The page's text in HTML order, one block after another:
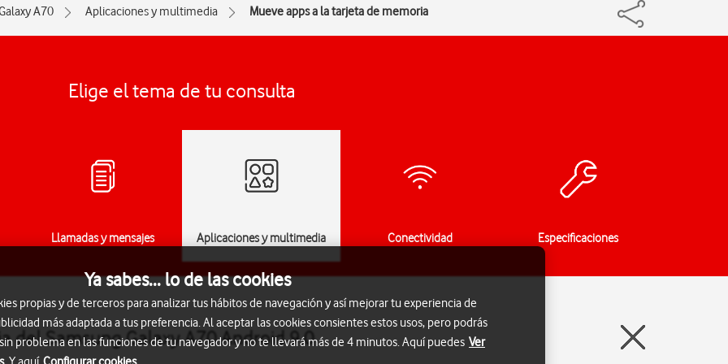
A70 Aplicaciones y multimedia Mueve apps a la tarjeta de memoria
Elige el tema de tu consulta
Llamadas y mensajes Aplicaciones y multimedia Conectividad Especificaciones
del Samsung Galaxy A70 Android 9.0
Ya sabes... lo de las cookies
propias y de terceros para analizar tus hábitos de navegación y así mejorar tu experiencia de
más adaptada a tus preferencia. Al aceptar las cookies consientes estos usos, pero podrás
problema en las funciones de tu navegador y no te llevará más de 4 minutos. Aquí puedes Ver